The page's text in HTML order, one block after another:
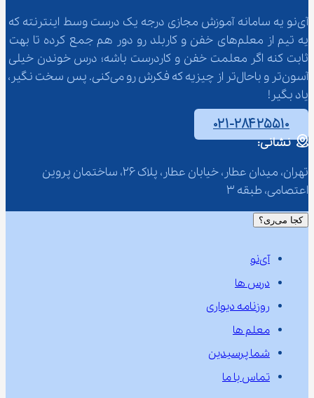
آی‌نو یه سامانه آموزش مجازی درجه یک درست وسط اینترنته که
یه تیم از معلم‌‌های خفن و کاربلد رو دور هم جمع کرده تا بهت
ثابت کنه اگر معلمت خفن و کاردرست باشه؛ درس خوندن خیلی
آسون‌تر و باحال‌تر از چیزیه که فکرش رو می‌کنی. پس سخت نگیر،
یاد بگیر!
۰۲۱-۲۸۴۲۵۵۱۰
نشانی:
تهران، میدان عطار، خیابان عطار، پلاک 26، ساختمان پروین
اعتصامی، طبقه 3
کجا می‌ری؟
آی‌نو
درس ها
روزنامه دیواری
معلم ها
شما پرسیدین
تماس با ما